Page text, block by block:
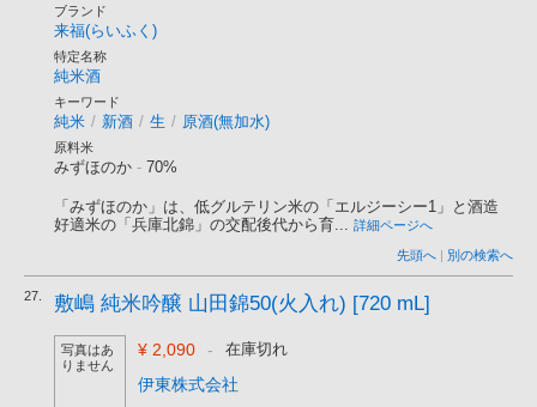
ブランド
来福(らいふく)
特定名称
純米酒
キーワード
純米 / 新酒 / 生 / 原酒(無加水)
原料米
みずほのか - 70%
「みずほのか」は、低グルテリン米の「エルジーシー1」と酒造
好適米の「兵庫北錦」の交配後代から育... 詳細ページへ
先頭へ | 別の検索へ
27. 敷嶋 純米吟醸 山田錦50(火入れ) [720 mL]
写真はあ
りません
¥ 2,090 - 在庫切れ
伊東株式会社